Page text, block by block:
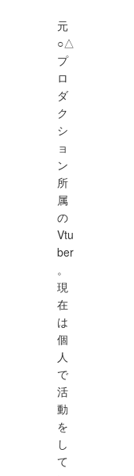
元
○△
プ
ロ
ダ
ク
シ
ョ
ン
所
属
の
Vtu
ber
。
現
在
は
個
人
で
活
動
を
し
て